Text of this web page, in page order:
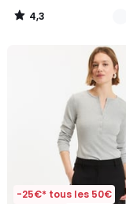
4,3
/
-25€* tous les 50€